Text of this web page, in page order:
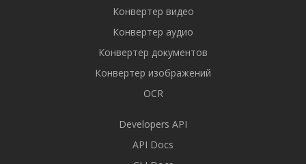
Конвертер видео
Конвертер аудио
Конвертер документов
Конвертер изображений
OCR
Developers API
API Docs